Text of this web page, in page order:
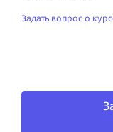
Задать вопрос о